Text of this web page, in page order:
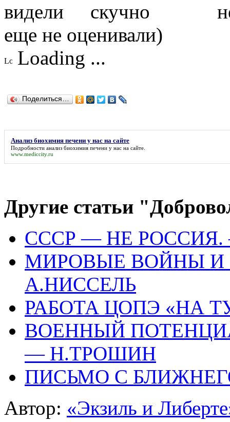
еще не оценивали)
Loading ...
Поделиться…
Анализ биохимия печени у нас на сайте
Подробности анализ биохимия печени у нас на сайте
www.mediccity.ru
Другие статьи
СССР — НЕ
МИРОВЫЕ ВОЙНЫ
А.НИССЕЛЬ
РАБОТА ЦОПЭ «НА
ВОЕННЫЙ
— H.ТРОШИН
ПИСЬМО С
Автор: «Экзиль и